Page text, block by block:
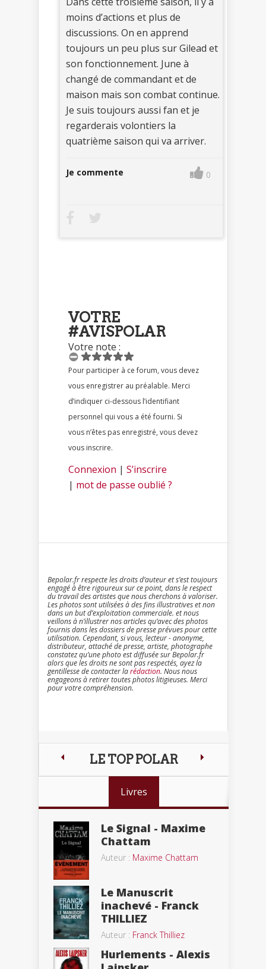
moins d’actions et plus de
discussions. On en apprend
toujours un peu plus sur Gilead et
son fonctionnement. June à
changé de commandant et de
maison mais son combat continue.
Je suis toujours aussi fan et je
regarderais volontiers la
quatrième saison qui va arriver.
Je commente 0
VOTRE
#AVISPOLAR
Votre note :
Pour participer à ce forum, vous devez
vous enregistrer au préalable. Merci
d’indiquer ci-dessous l’identifiant
personnel qui vous a été fourni. Si
vous n’êtes pas enregistré, vous devez
vous inscrire.
Connexion | S’inscrire
| mot de passe oublié ?
Bepolar.fr respecte les droits d’auteur et s’est toujours
engagé à être rigoureux sur ce point, dans le respect
du travail des artistes que nous cherchons à valoriser.
Les photos sont utilisées à des fins illustratives et non
dans un but d’exploitation commerciale. et nous
veillons à n’illustrer nos articles qu’avec des photos
fournis dans les dossiers de presse prévues pour cette
utilisation. Cependant, si vous, lecteur - anonyme,
distributeur, attaché de presse, artiste, photographe
constatez qu’une photo est diffusée sur Bepolar.fr
alors que les droits ne sont pas respectés, ayez la
gentillesse de contacter larédaction. Nous nous
engageons à retirer toutes photos litigieuses. Merci
pour votre compréhension.
LE TOP POLAR
Livres
Le Signal - Maxime
Chattam
Auteur : Maxime Chattam
Le Manuscrit
inachevé - Franck
THILLIEZ
Auteur : Franck Thilliez
Hurlements - Alexis